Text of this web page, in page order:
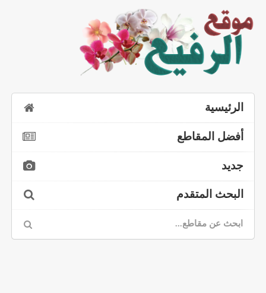
الرئيسية
أفضل المقاطع
جديد
البحث المتقدم